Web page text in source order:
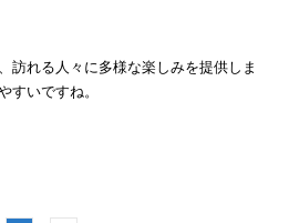
訪れる人々に多様な楽しみを提供しま
すいですね。